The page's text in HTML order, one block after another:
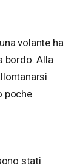
volante ha
bordo. Alla
poche
stati